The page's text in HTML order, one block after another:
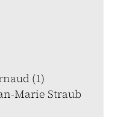
(1)
Marie Straub